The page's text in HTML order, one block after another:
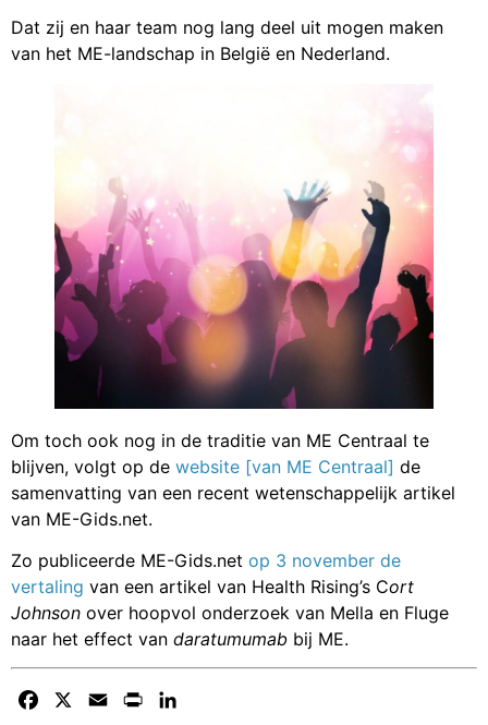
Dat zij en haar team nog lang deel uit mogen maken
van het ME-landschap in België en Nederland.
Om toch ook nog in de traditie van ME Centraal te
blijven, volgt op de website [van ME Centraal] de
samenvatting van een recent wetenschappelijk artikel
van ME-Gids.net.
Zo publiceerde ME-Gids.net op 3 november de
vertaling van een artikel van Health Rising’s Cort
Johnson over hoopvol onderzoek van Mella en Fluge
naar het effect van daratumumab bij ME.
Facebook Email Print